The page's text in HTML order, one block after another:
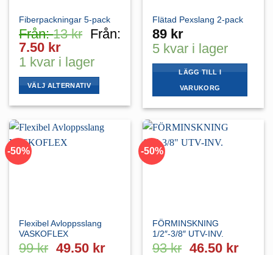
Fiberpackningar 5-pack
Från:13kr Från:
7.50 kr
1 kvar i lager
VÄLJ ALTERNATIV
produkten
har
flera
varianter.
väljas
Flätad Pexslang 2-pack
89 kr
5 kvar i lager
LÄGG TILL I
VARUKORG
-50%
Flexibel Avloppsslang
VASKOFLEX
99kr Det
49.50 krDet
-50%
FÖRMINSKNING
1/2″-3/8″ UTV-INV.
93kr Det
46.50 krDet